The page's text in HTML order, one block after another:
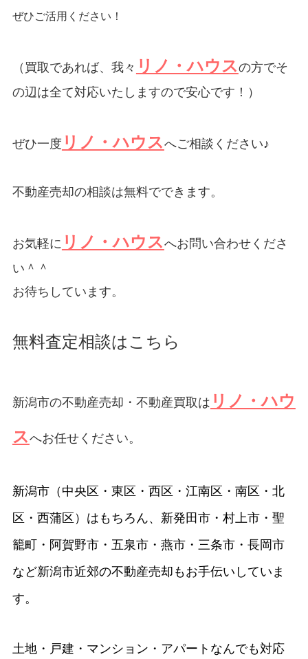
ぜひご活用ください！
（買取であれば、我々 リノ・ハウスの方でそ
の辺は全て対応いたしますので安心です！）
ぜひ一度 リノ・ハウスへご相談ください♪
不動産売却の相談は無料でできます。
お気軽に リノ・ハウスへお問い合わせくださ
い＾＾
お待ちしています。
無料査定相談はこちら
新潟市の不動産売却・不動産買取は リノ・ハウ
スへお任せください。
新潟市（中央区・東区・西区・江南区・南区・北
区・西蒲区）はもちろん、新発田市・村上市・聖
籠町・阿賀野市・五泉市・燕市・三条市・長岡市
など新潟市近郊の不動産売却もお手伝いしていま
す。
土地・戸建・マンション・アパートなんでも対応